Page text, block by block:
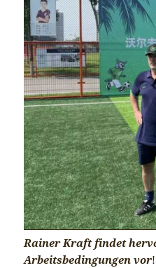
Rainer Kraft findet
Arbeitsbedingungen vor!